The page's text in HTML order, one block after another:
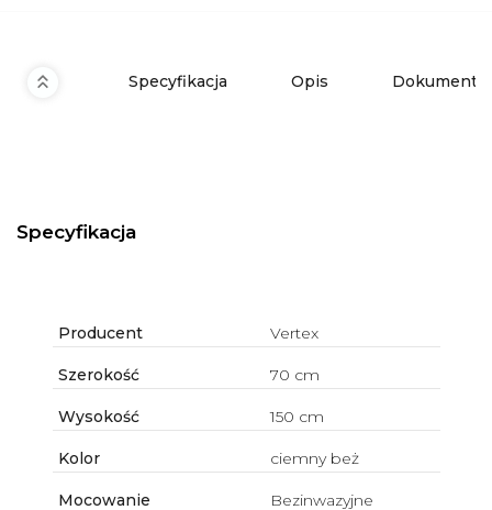
Specyfikacja Opis Dokumenty
Specyfikacja
Producent Vertex
Szerokość 70 cm
Wysokość 150 cm
Kolor ciemny beż
Mocowanie Bezinwazyjne